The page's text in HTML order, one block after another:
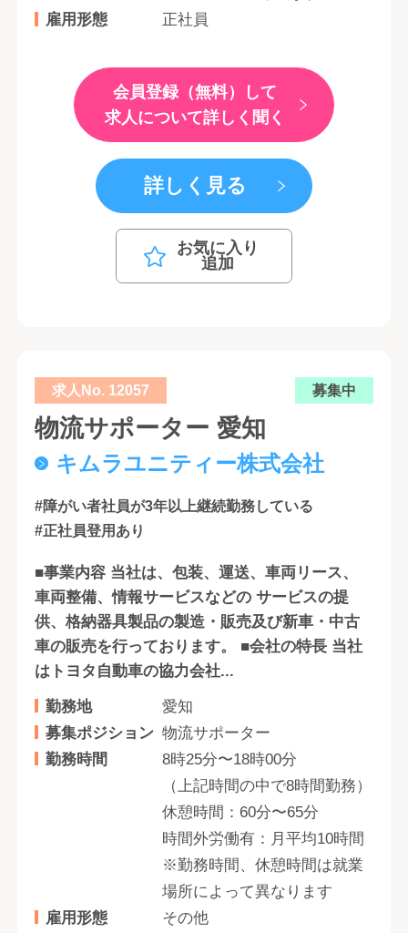
雇用形態
正社員
会員登録（無料）して
求人について詳しく聞く
詳しく見る
お気に入り
追加
求人No. 12057 募集中
物流サポーター 愛知
キムラユニティー株式会社
#障がい者社員が3年以上継続勤務している
#正社員登用あり
■事業内容 当社は、包装、運送、車両リース、
車両整備、情報サービスなどの サービスの提
供、格納器具製品の製造・販売及び新車・中古
車の販売を行っております。 ■会社の特長 当社
はトヨタ自動車の協力会社...
勤務地
愛知
募集ポジション 物流サポーター
勤務時間
8時25分〜18時00分
（上記時間の中で8時間勤務）
休憩時間：60分〜65分
時間外労働有：月平均10時間
※勤務時間、休憩時間は就業
場所によって異なります
雇用形態
その他